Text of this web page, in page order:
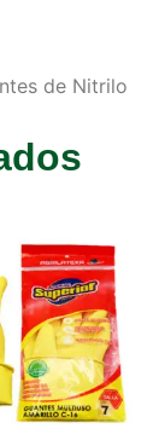
de Nitrilo